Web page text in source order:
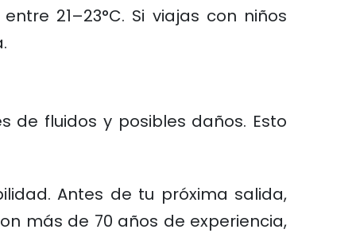
21–23°C. Si viajas con niños
de fluidos y posibles daños. Esto
Antes de tu próxima salida,
más de 70 años de experiencia,